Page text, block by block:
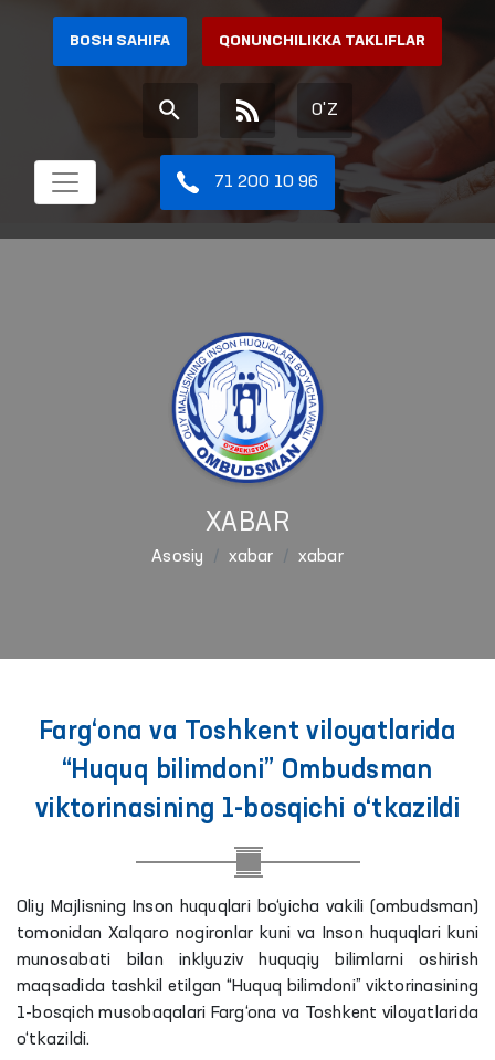
BOSH SAHIFA QONUNCHILIKKA TAKLIFLAR
O'Z
71 200 10 96
XABAR
Asosiy xabar xabar
Farg‘ona va Toshkent viloyatlarida
“Huquq bilimdoni” Ombudsman
viktorinasining 1-bosqichi o‘tkazildi
Oliy Majlisning Inson huquqlari bo‘yicha vakili (ombudsman)
tomonidan Xalqaro nogironlar kuni va Inson huquqlari kuni
munosabati bilan inklyuziv huquqiy bilimlarni oshirish
maqsadida tashkil etilgan “Huquq bilimdoni” viktorinasining
1-bosqich musobaqalari Farg‘ona va Toshkent viloyatlarida
o‘tkazildi.